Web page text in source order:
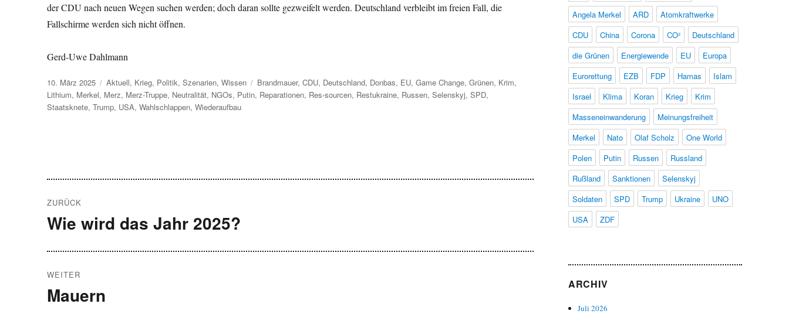
der CDU nach neuen Wegen suchen werden; doch daran sollte gezweifelt werden. Deutschland verbleibt im freien Fall, die
Fallschirme werden sich nicht öffnen.
Gerd-Uwe Dahlmann
Veröffentlicht
am
10. März 2025 Kategorien
Aktuell, Krieg, Politik,Szenarien,Wissen Schlagwörter
Brandmauer,CDU, Deutschland, Donbas, EU,Game Change,Grünen, Krim,
Lithium, Merkel, Merz, Merz-Truppe, Neutralität, NGOs, Putin, Reparationen, Res-sourcen, Restukraine, Russen,Selenskyj,SPD,
Staatsknete,Trump, USA,Wahlschlappen,Wiederaufbau
ZURÜCK
Vorheriger
Wie wird das Jahr 2025?
WEITER
Nächster
Mauern
Angela Merkel
ARD
Atomkraftwerke
CDU
China Corona CO²
Deutschland
die Grünen
Energiewende EU
Europa
Eurorettung
EZB FDP Hamas
Islam
Israel
Klima Koran Krieg
Krim
Masseneinwanderung
Meinungsfreiheit
Merkel
Nato Olaf Scholz
One World
Polen
Putin Russen
Russland
Rußland
Sanktionen
Selenskyj
Soldaten
SPD Trump Ukraine
UNO
USA
ZDF
ARCHIV
Juli 2026